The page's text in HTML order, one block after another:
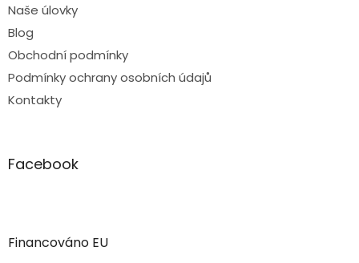
Naše úlovky
Blog
Obchodní podmínky
Podmínky ochrany osobních údajů
Kontakty
Facebook
Financováno EU